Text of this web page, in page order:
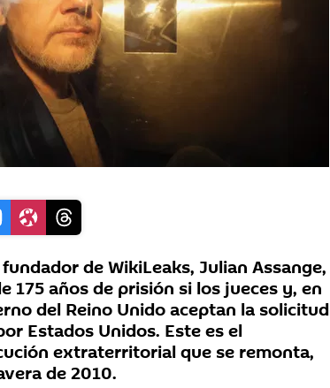
de WikiLeaks, Julian Assange,
175 años de prisión si los jueces y, en
del Reino Unido aceptan la solicitud
Estados Unidos. Este es el
extraterritorial que se remonta,
de 2010.